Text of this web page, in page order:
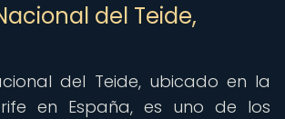
del Teide,
del Teide, ubicado en la
en España, es uno de los